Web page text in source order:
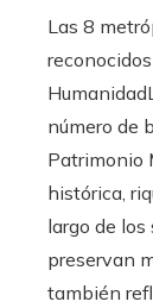
Las 8
número de
Patrimonio
histórica,
largo de
preservan
también